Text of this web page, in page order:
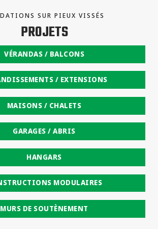
SUR PIEUX VISSÉS
PROJETS
VÉRANDAS / BALCONS
/ EXTENSIONS
MAISONS / CHALETS
GARAGES / ABRIS
HANGARS
MODULAIRES
MURS DE SOUTÈNEMENT